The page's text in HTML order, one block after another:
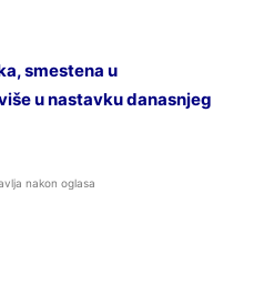
smestena u
u nastavku danasnjeg
nakon oglasa